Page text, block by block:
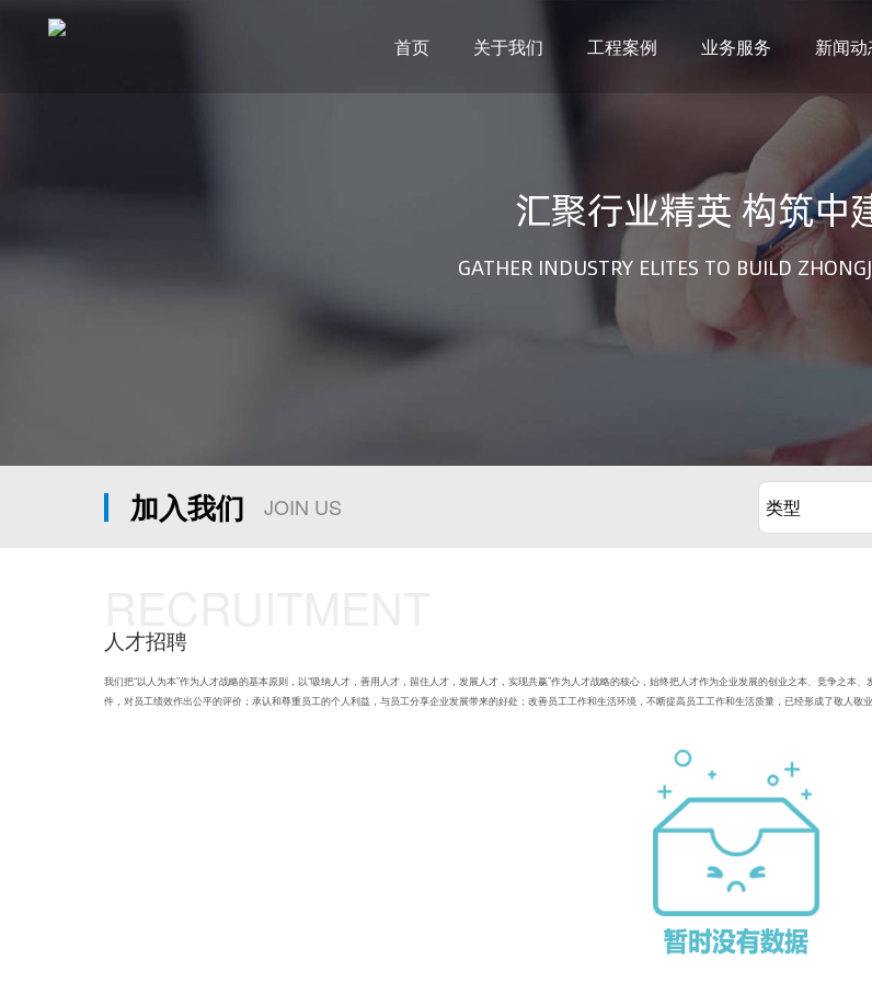
首页 关于我们 工程案例
市政设计
电力设计
农林设计
勘察资质
水利设计
风景园林
土地规划
城乡规划
工程测绘
工程咨询
工程造价
业务服务 新闻
汇聚行业精英 构筑中
GATHER INDUSTRY ELITES TO BUILD
加入我们 JOIN US 类型
人才招聘
我们把“以人为本”作为人才战略的基本原则，以“吸纳人才，善用人才，留住人才，发展人才，实现共赢”作为人才战略的核心，始终把人才作为企业发展的创业之本、竞争之本
件，对员工绩效作出公平的评价；承认和尊重员工的个人利益，与员工分享企业发展带来的好处；改善员工工作和生活环境，不断提高员工工作和生活质量，已经形成了敬人敬